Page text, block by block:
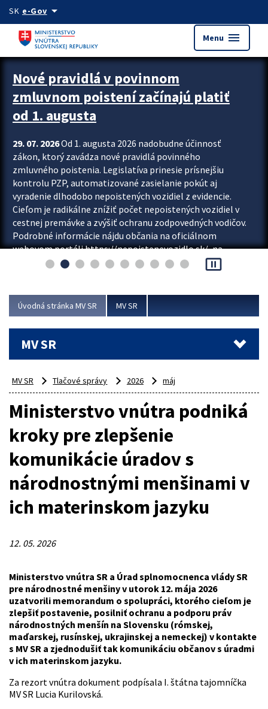
Preskocit na hlavný obsah
SK e-Govarrow_drop_down
Menu menu
Zastavit automatický posun upútavok
Nové pravidlá v povinnom
zmluvnom poistení začínajú platiť
od 1. augusta
29. 07. 2026Od 1. augusta 2026 nadobudne účinnosť
zákon, ktorý zavádza nové pravidlá povinného
zmluvného poistenia. Legislatíva prinesie prísnejšiu
kontrolu PZP, automatizované zasielanie pokút aj
vyradenie dlhodobo nepoistených vozidiel z evidencie.
Cieľom je radikálne znížiť počet nepoistených vozidiel v
cestnej premávke a zvýšiť ochranu zodpovedných vodičov.
Podrobné informácie nájdu občania na oficiálnom
webovom portáli https://nepoistenevozidlo.sk/, na
ktorom od augusta pribudne aj možnosť overiť si...
pause_presentation
Úvodná stránka MV SR MV SR
MV SR
MV SR Tlačové správy 2026 máj
Ministerstvo vnútra podniká
kroky pre zlepšenie
komunikácie úradov s
národnostnými menšinami v
ich materinskom jazyku
12. 05. 2026
Ministerstvo vnútra SR a Úrad splnomocnenca vlády SR
pre národnostné menšiny v utorok 12. mája 2026
uzatvorili memorandum o spolupráci, ktorého cieľom je
zlepšiť postavenie, posilniť ochranu a podporu práv
národnostných menšín na Slovensku (rómskej,
maďarskej, rusínskej, ukrajinskej a nemeckej) v kontakte
s MV SR a zjednodušiť tak komunikáciu občanov s úradmi
v ich materinskom jazyku.
Za rezort vnútra dokument podpísala I. štátna tajomníčka
MV SR Lucia Kurilovská.